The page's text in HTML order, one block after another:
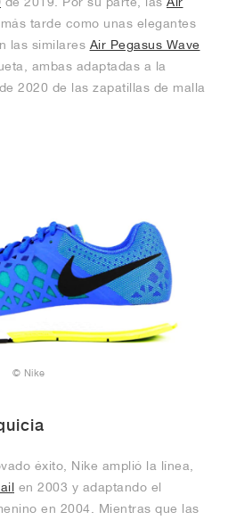
tarde como unas elegantes
las similares Air Pegasus Wave
ambas adaptadas a la
2020 de las zapatillas de malla
© Nike
éxito, Nike amplió la línea,
en 2003 y adaptando el
en 2004. Mientras que las